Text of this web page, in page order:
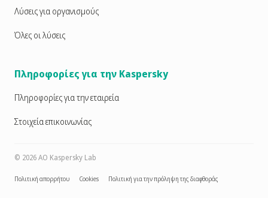
Λύσεις για οργανισμούς
Όλες οι λύσεις
Πληροφορίες για την Kaspersky
Πληροφορίες για την εταιρεία
Στοιχεία επικοινωνίας
© 2026AO Kaspersky Lab
Πολιτική απορρήτου Cookies Πολιτική για την πρόληψη της διαφθοράς